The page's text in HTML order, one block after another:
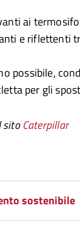
ai
e riflettenti
possibile,
per gli
sitoCaterpillar
sostenibile